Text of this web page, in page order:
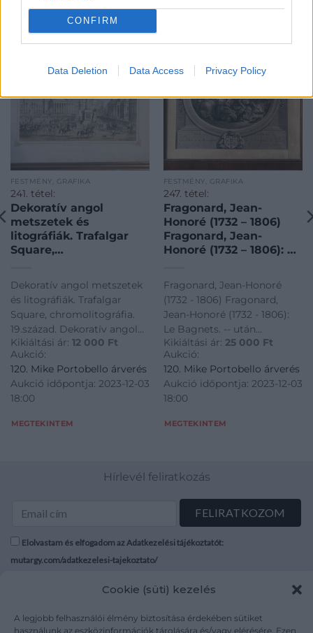
CONFIRM
Data Deletion Data Access Privacy Policy
Cookie (süti) kezelés
A legjobb felhasználói élmény biztosítása érdekében sütiket
használunk az eszközinformációk tárolására és/vagy elérésére. Ezen
KAPCSOLÓDÓ MŰTÁRGYAK
FESTMÉNY, GRAFIKA
241. tétel:
Dekoratív angol
metszetek és
litográfiák. Trafalgar
Square,
angol metszetek és
litográfiák. Trafalgar
Square,
chromolitográfia.
19.század.
Dekoratív angol metszetek
és litográfiák. Trafalgar
Square, chromolitográfia.
19.század. Dekoratív angol
metszetek és litográfiák.
Trafalgar Square,
chromolitográfia. 19.század.
Kikiáltási ár: 12 000 Ft
Aukció:
120. Mike Portobello árverés
Aukció időpontja: 2023-12-03
18:00
MEGTEKINTEM
FESTMÉNY, GRAFIKA
247. tétel:
Fragonard, Jean-
Honoré (1732 – 1806)
Fragonard, Jean-
Honoré (1732 – 1806): Le
Launay (1739-1792).
Rézmetszet. 1777.
Fragonard, Jean-Honoré
(1732 - 1806) Fragonard,
Jean-Honoré (1732 - 1806):
Le Bagnets. -- után
metszette Nicolas De
Launay (1739-1792).
Rézmetszet. 1777.
Kikiáltási ár: 25 000 Ft
Aukció:
120. Mike Portobello árverés
Aukció időpontja: 2023-12-03
18:00
MEGTEKINTEM
Hírlevél feliratkozás
Elolvastam és elfogadom az Adatkezelési tájékoztatót:
mutargy.com/adatkezelesi-tajekoztato/
Médiaajánlat
Áraink
ÁSZF